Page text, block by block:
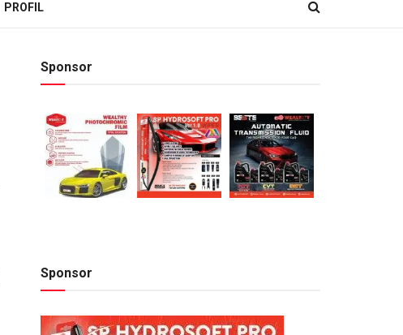
PROFIL
Sponsor
Sponsor